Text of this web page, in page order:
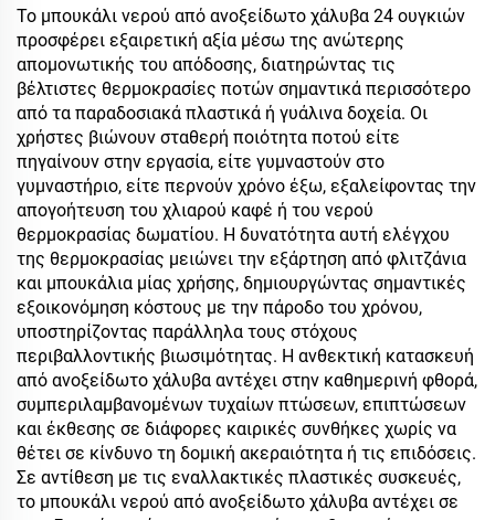
Κενού Μαγκιούρια για
Καφέ με Αδιάρρηκτο
Καπάκι
Το μπουκάλι νερού από ανοξείδωτο χάλυβα 24 ουγκιών
προσφέρει εξαιρετική αξία μέσω της ανώτερης
απομονωτικής του απόδοσης, διατηρώντας τις
βέλτιστες θερμοκρασίες ποτών σημαντικά περισσότερο
από τα παραδοσιακά πλαστικά ή γυάλινα δοχεία. Οι
χρήστες βιώνουν σταθερή ποιότητα ποτού είτε
πηγαίνουν στην εργασία, είτε γυμναστούν στο
γυμναστήριο, είτε περνούν χρόνο έξω, εξαλείφοντας την
απογοήτευση του χλιαρού καφέ ή του νερού
θερμοκρασίας δωματίου. Η δυνατότητα αυτή ελέγχου
της θερμοκρασίας μειώνει την εξάρτηση από φλιτζάνια
και μπουκάλια μίας χρήσης, δημιουργώντας σημαντικές
εξοικονόμηση κόστους με την πάροδο του χρόνου,
υποστηρίζοντας παράλληλα τους στόχους
περιβαλλοντικής βιωσιμότητας. Η ανθεκτική κατασκευή
από ανοξείδωτο χάλυβα αντέχει στην καθημερινή φθορά,
συμπεριλαμβανομένων τυχαίων πτώσεων, επιπτώσεων
και έκθεσης σε διάφορες καιρικές συνθήκες χωρίς να
θέτει σε κίνδυνο τη δομική ακεραιότητα ή τις επιδόσεις.
Σε αντίθεση με τις εναλλακτικές πλαστικές συσκευές,
το μπουκάλι νερού από ανοξείδωτο χάλυβα αντέχει σε